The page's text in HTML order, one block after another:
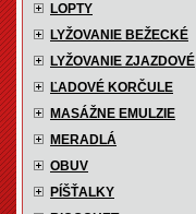
LOPTY
LYŽOVANIE BEŽECKÉ
LYŽOVANIE ZJAZDOVÉ
ĽADOVÉ KORČULE
MASÁŽNE EMULZIE
MERADLÁ
OBUV
PÍŠŤALKY